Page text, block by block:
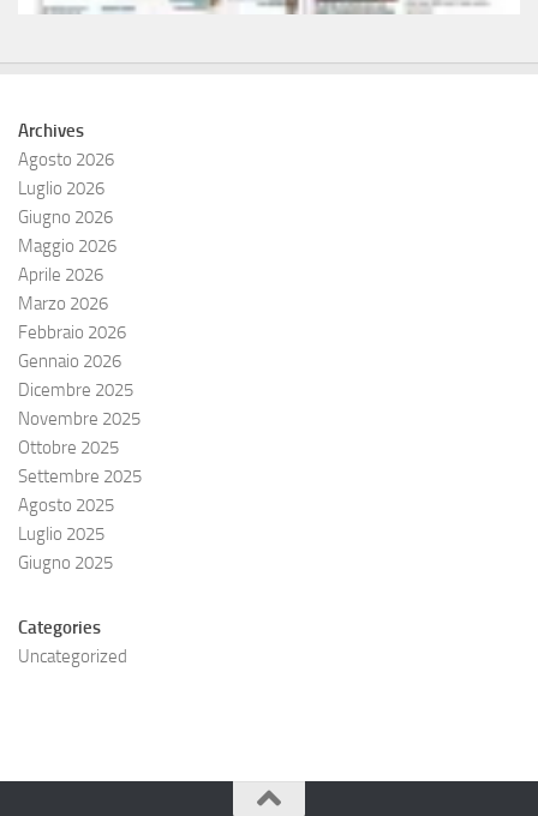
Archives
Agosto 2026
Luglio 2026
Giugno 2026
Maggio 2026
Aprile 2026
Marzo 2026
Febbraio 2026
Gennaio 2026
Dicembre 2025
Novembre 2025
Ottobre 2025
Settembre 2025
Agosto 2025
Luglio 2025
Giugno 2025
Categories
Uncategorized